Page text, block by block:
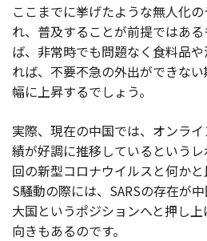
ここまでに挙げたような無人化
れ、普及することが前提ではあ
ば、非常時でも問題なく食料品
れば、不要不急の外出ができな
幅に上昇するでしょう。
実際、現在の中国では、オンラ
績が好調に推移しているという
回の新型コロナウイルスと何か
S騒動の際には、SARSの存在が
大国というポジションへと押し
向きもあるのです。